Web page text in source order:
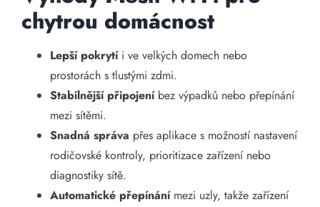
chytrou domácnost
Lepší pokrytíi ve velkých domech nebo
prostorách s tlustými zdmi.
Stabilnější připojeníbez výpadků nebo přepínání
mezi sítěmi.
Snadná správa přes aplikace s možností nastavení
rodičovské kontroly, prioritizace zařízení nebo
diagnostiky sítě.
Automatické přepínánímezi uzly, takže zařízení